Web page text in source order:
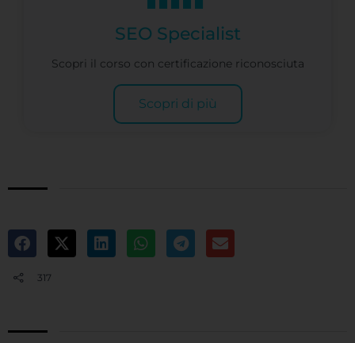
SEO Specialist
Scopri il corso con certificazione riconosciuta
Scopri di più
317